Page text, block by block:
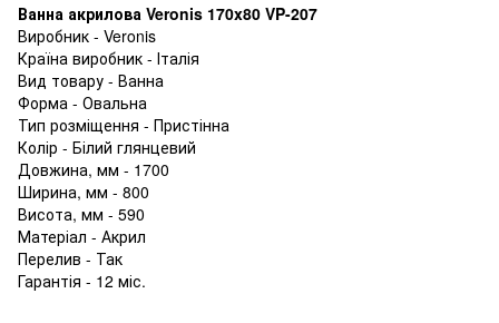
Ванна акрилова Veronis 170x80 VP-207
Виробник - Veronis
Країна виробник - Італія
Вид товару - Ванна
Форма - Овальна
Тип розміщення - Пристінна
Колір - Білий глянцевий
Довжина, мм - 1700
Ширина, мм - 800
Висота, мм - 590
Матеріал - Акрил
Перелив - Так
Гарантія - 12 міс.